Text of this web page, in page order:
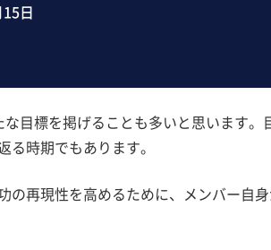
日
目標を掲げることも多いと思います
る時期でもあります。
の再現性を高めるために、メンバー自